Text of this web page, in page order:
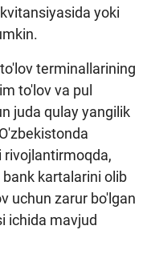
yoki
terminallarining
to'lov va pul
juda qulay yangilik
kartalarini olib
uchun zarur bo'lgan
ichida mavjud